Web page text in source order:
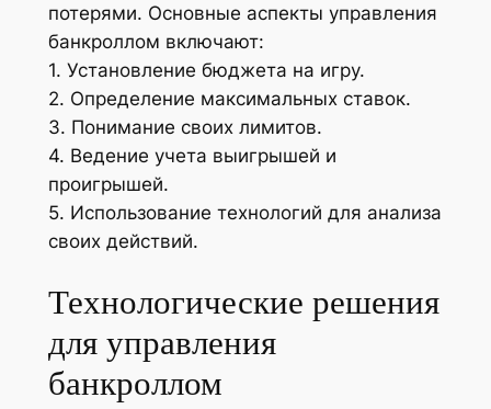
потерями. Основные аспекты управления
банкроллом включают:
1. Установление бюджета на игру.
2. Определение максимальных ставок.
3. Понимание своих лимитов.
4. Ведение учета выигрышей и
проигрышей.
5. Использование технологий для анализа
своих действий.
Технологические решения
для управления
банкроллом